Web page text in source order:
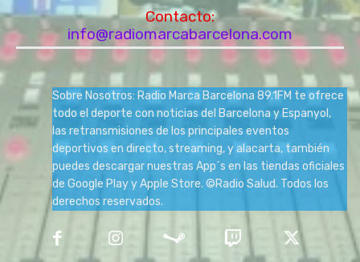
Contacto:
info@radiomarcabarcelona.com
Sobre Nosotros: Radio Marca Barcelona 89.1FM te ofrece
todo el deporte con noticias del Barcelona y Espanyol,
las retransmisiones de los principales eventos
deportivos en directo, streaming, y alacarta, también
puedes descargar nuestras App´s en las tiendas oficiales
de Google Play y Apple Store. ©Radio Salud. Todos los
derechos reservados.